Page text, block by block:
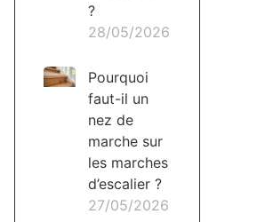
?
28/05/2026
Pourquoi
faut-il un
nez de
marche sur
les marches
d’escalier ?
27/05/2026